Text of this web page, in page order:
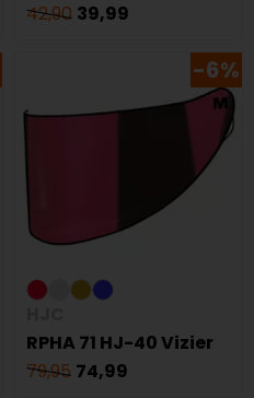
42,90 39,99
-6%
RPHA 71 HJ-40 Vizier
79,95 74,99